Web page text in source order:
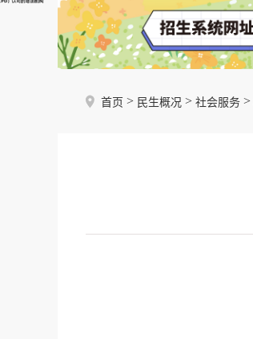
首页 > 民生概况 > 社会服务 >